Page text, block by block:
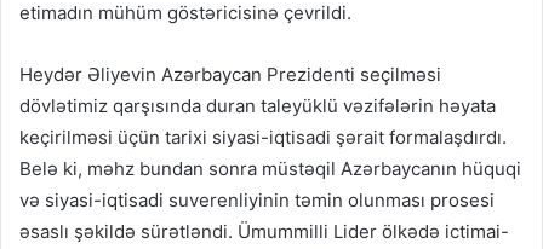
etimadın mühüm göstəricisinə çevrildi.
Heydər Əliyevin Azərbaycan Prezidenti seçilməsi
dövlətimiz qarşısında duran taleyüklü vəzifələrin həyata
keçirilməsi üçün tarixi siyasi-iqtisadi şərait formalaşdırdı.
Belə ki, məhz bundan sonra müstəqil Azərbaycanın hüquqi
və siyasi-iqtisadi suverenliyinin təmin olunması prosesi
əsaslı şəkildə sürətləndi. Ümummilli Lider ölkədə ictimai-